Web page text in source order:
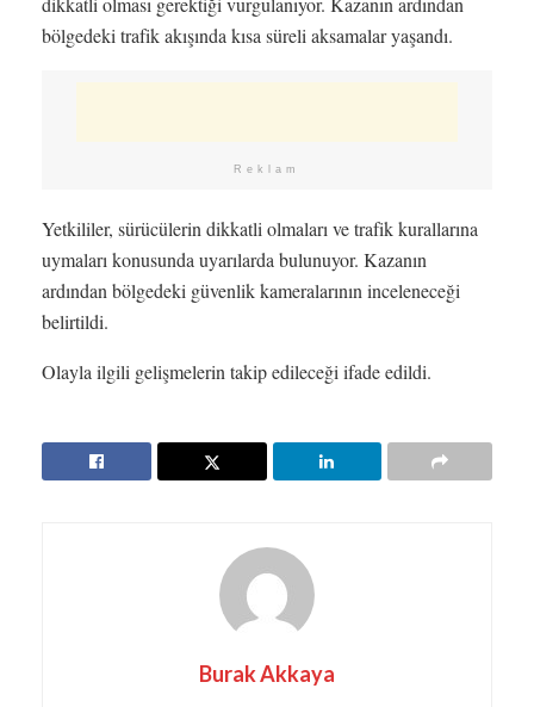
bölgedeki trafik akışında kısa süreli aksamalar yaşandı.
Reklam
Yetkililer, sürücülerin dikkatli olmaları ve trafik kurallarına
uymaları konusunda uyarılarda bulunuyor. Kazanın
ardından bölgedeki güvenlik kameralarının inceleneceği
belirtildi.
Olayla ilgili gelişmelerin takip edileceği ifade edildi.
Burak Akkaya